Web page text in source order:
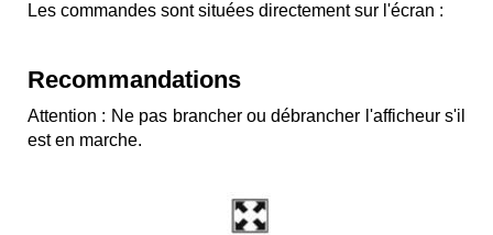
Les commandes sont situées directement sur l'écran :
Recommandations
Attention : Ne pas brancher ou débrancher l'afficheur s'il
est en marche.